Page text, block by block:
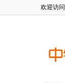
欢迎访问